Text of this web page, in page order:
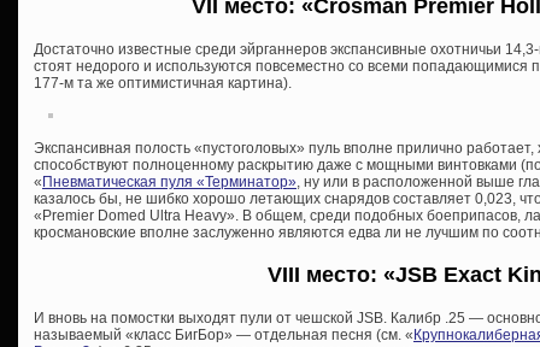
VII место: «Crosman Premier
Достаточно известные среди эйрганнеров экспансивные охотничьи
стоят недорого и используются повсеместно со всеми попадающимися
177-м та же оптимистичная картина).
Экспансивная полость «пустоголовых» пуль вполне прилично
способствуют полноценному раскрытию даже с мощными винтовками
« Пневматическая пуля «Терминатор», ну или в расположенной выше
казалось бы, не шибко хорошо летающих снарядов составляет 0,023,
«Premier Domed Ultra Heavy». В общем, среди подобных боеприпасов,
кросмановские вполне заслуженно являются едва ли не лучшим по
VIII место: «JSB Exact
И вновь на помостки выходят пули от чешской JSB. Калибр .25 —
называемый «класс БигБор» — отдельная песня (см. «